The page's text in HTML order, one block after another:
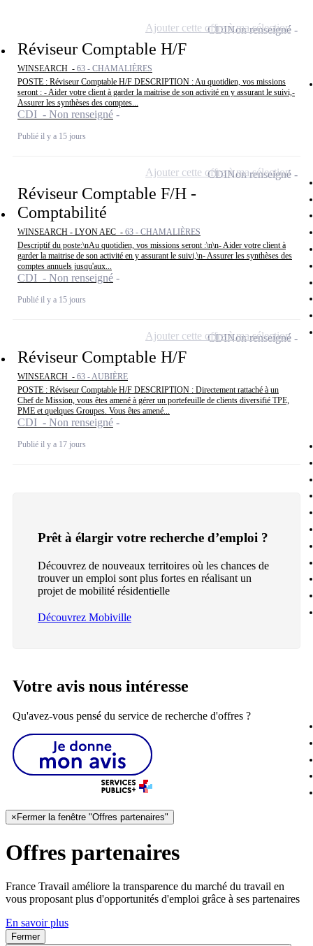
Réviseur Comptable H/F
WINSEARCH - 63 - CHAMALIÈRES
POSTE : Réviseur Comptable H/F DESCRIPTION : Au quotidien, vos missions
seront : - Aider votre client à garder la maitrise de son activité en y assurant le suivi,-
Assurer les synthèses des comptes...
CDI - Non renseigné
Publié il y a 15 jours
CDINon renseigné
Ajouter cette offre à ma sélection
Réviseur Comptable F/H -
Comptabilité
WINSEARCH - LYON AEC - 63 - CHAMALIÈRES
Descriptif du poste:\nAu quotidien, vos missions seront :\n\n- Aider votre client à
garder la maitrise de son activité en y assurant le suivi,\n- Assurer les synthèses des
comptes annuels jusqu'aux...
CDI - Non renseigné
Publié il y a 15 jours
CDINon renseigné
Ajouter cette offre à ma sélection
Réviseur Comptable H/F
WINSEARCH - 63 - AUBIÈRE
POSTE : Réviseur Comptable H/F DESCRIPTION : Directement rattaché à un
Chef de Mission, vous êtes amené à gérer un portefeuille de clients diversifié TPE,
PME et quelques Groupes. Vous êtes amené...
CDI - Non renseigné
Publié il y a 17 jours
CDINon renseigné
Ajouter cette offre à ma sélection
Prêt à élargir votre recherche d’emploi ?
Découvrez de nouveaux territoires où les chances de
trouver un emploi sont plus fortes en réalisant un
projet de mobilité résidentielle
Découvrez Mobiville
Votre avis nous intéresse
Qu'avez-vous pensé du service de recherche d'offres ?
× Fermer la fenêtre "Offres partenaires"
Offres partenaires
France Travail améliore la transparence du marché du travail en
vous proposant plus d'opportunités d'emploi grâce à ses partenaires
En savoir plus
Fermer